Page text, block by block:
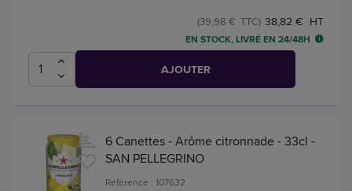
38,82 € HT
(39,98 € TTC)
EN STOCK, LIVRÉ EN 24/48H
AJOUTER
6 Canettes - Arôme citronnade - 33cl -
SAN PELLEGRINO
Référence : 107632